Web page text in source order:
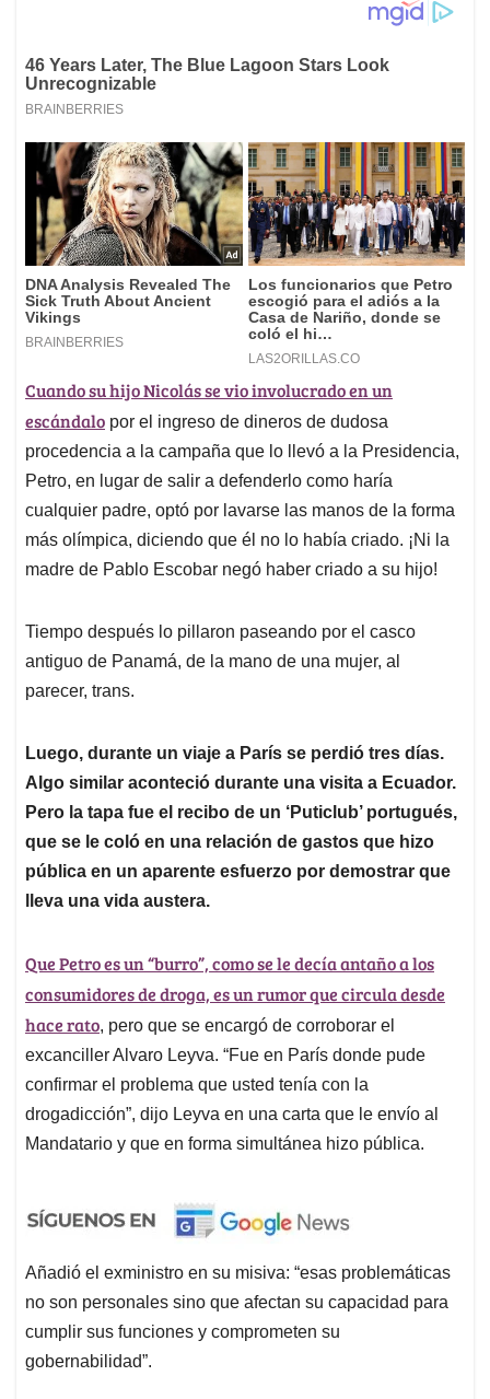
Cuando su hijo Nicolás se vio involucrado en un
escándalo por el ingreso de dineros de dudosa
procedencia a la campaña que lo llevó a la Presidencia,
Petro, en lugar de salir a defenderlo como haría
cualquier padre, optó por lavarse las manos de la forma
más olímpica, diciendo que él no lo había criado. ¡Ni la
madre de Pablo Escobar negó haber criado a su hijo!
Tiempo después lo pillaron paseando por el casco
antiguo de Panamá, de la mano de una mujer, al
parecer, trans.
Luego, durante un viaje a París se perdió tres días.
Algo similar aconteció durante una visita a Ecuador.
Pero la tapa fue el recibo de un ‘Puticlub’ portugués,
que se le coló en una relación de gastos que hizo
pública en un aparente esfuerzo por demostrar que
lleva una vida austera.
Que Petro es un “burro”, como se le decía antaño a los
consumidores de droga, es un rumor que circula desde
hace rato, pero que se encargó de corroborar el
excanciller Alvaro Leyva. “Fue en París donde pude
confirmar el problema que usted tenía con la
drogadicción”, dijo Leyva en una carta que le envío al
Mandatario y que en forma simultánea hizo pública.
Añadió el exministro en su misiva: “esas problemáticas
no son personales sino que afectan su capacidad para
cumplir sus funciones y comprometen su
gobernabilidad”.